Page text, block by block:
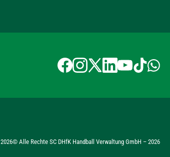
2026© Alle Rechte SC DHfK Handball Verwaltung GmbH – 2026